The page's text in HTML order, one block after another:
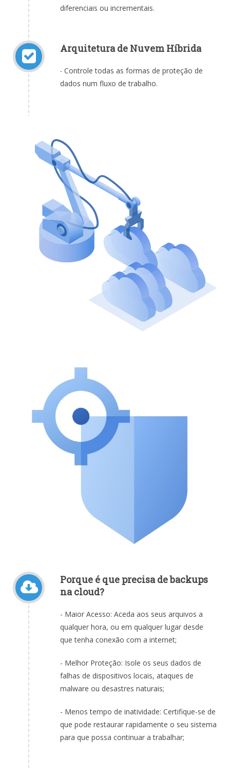
diferenciais ou incrementais.
Arquitetura de Nuvem Híbrida
- Controle todas as formas de proteção de
dados num fluxo de trabalho.
Porque é que precisa de backups
na cloud?
- Maior Acesso: Aceda aos seus arquivos a
qualquer hora, ou em qualquer lugar desde
que tenha conexão com a internet;
- Melhor Proteção: Isole os seus dados de
falhas de dispositivos locais, ataques de
malware ou desastres naturais;
- Menos tempo de inatividade: Certifique-se de
que pode restaurar rapidamente o seu sistema
para que possa continuar a trabalhar;